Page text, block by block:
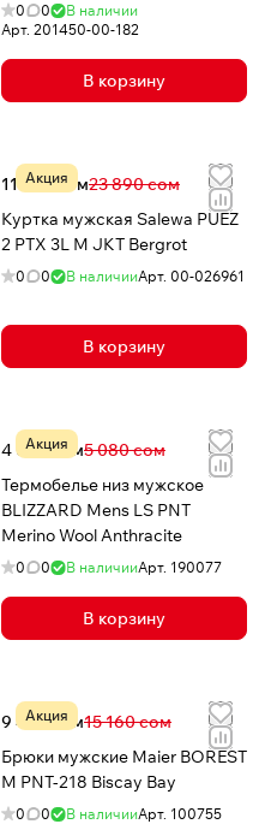
0 0
В наличии
Арт. 201450-00-182
В корзину
Акция
11 799 сом23 890 сом
Куртка мужская Salewa PUEZ
2 PTX 3L M JKT Bergrot
0 0 В наличииАрт. 00-026961
В корзину
Акция
4 064 сом5 080 сом
Термобелье низ мужское
BLIZZARD Mens LS PNT
Merino Wool Anthracite
0 0 В наличииАрт. 190077
В корзину
Акция
9 466 сом15 160 сом
Брюки мужские Maier BOREST
M PNT-218 Biscay Bay
0 0 В наличииАрт. 100755